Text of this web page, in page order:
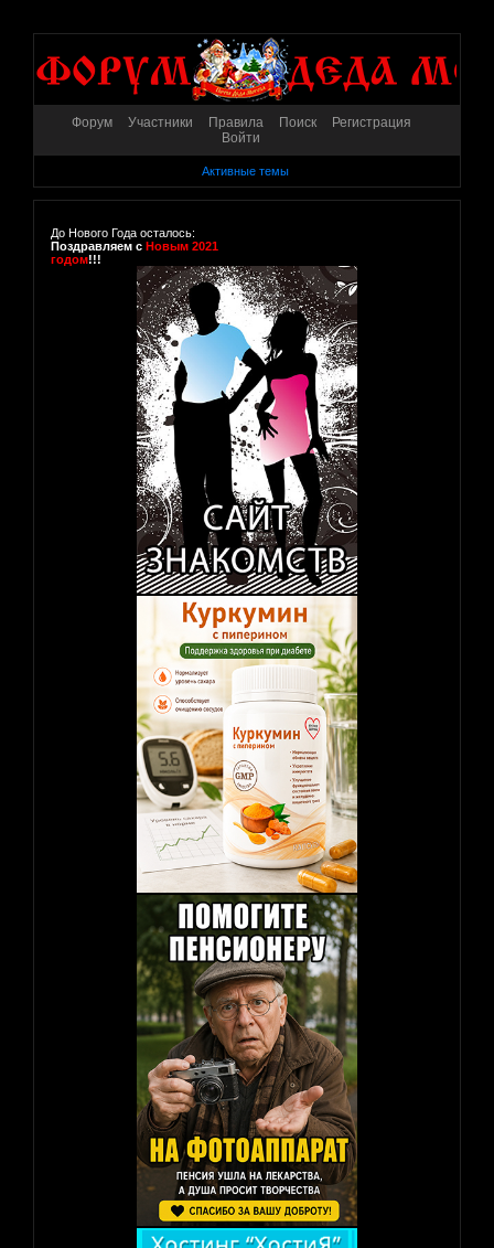
Форум Участники Правила Поиск
Регистрация
Войти
Активные темы
До Нового Года осталось:
Поздравляем с Новым 2021
годом!!!